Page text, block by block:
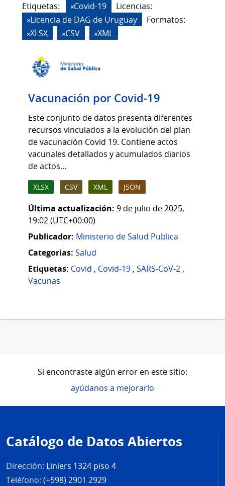
Etiquetas: Covid-19
Licencias:
Licencia de DAG de Uruguay
Formatos:
XLSX
CSV XML
Vacunación por Covid-19
Este conjunto de datos presenta diferentes
recursos vinculados a la evolución del plan
de vacunación Covid 19. Contiene actos
vacunales detallados y acumulados diarios
de actos...
XLSX CSV XML JSON
Última actualización: 9 de julio de 2025,
19:02 (UTC+00:00)
Publicador: Ministerio de Salud Publica
Categorias: Salud
Etiquetas: Covid , Covid-19 , SARS-CoV-2 ,
Vacunas
Si encontraste algún error en este sitio:
ayúdanos a mejorarlo
de
página
Catálogo de Datos Abiertos
Dirección: Liniers 1324 piso 4
Teléfono: (+598) 2901 2929